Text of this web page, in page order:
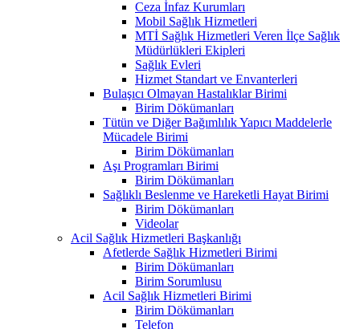
Ceza İnfaz Kurumları
Mobil Sağlık Hizmetleri
MTİ Sağlık Hizmetleri Veren İlçe Sağlık
Müdürlükleri Ekipleri
Sağlık Evleri
Hizmet Standart ve Envanterleri
Bulaşıcı Olmayan Hastalıklar Birimi
Birim Dökümanları
Tütün ve Diğer Bağımlılık Yapıcı Maddelerle
Mücadele Birimi
Birim Dökümanları
Aşı Programları Birimi
Birim Dökümanları
Sağlıklı Beslenme ve Hareketli Hayat Birimi
Birim Dökümanları
Videolar
Acil Sağlık Hizmetleri Başkanlığı
Afetlerde Sağlık Hizmetleri Birimi
Birim Dökümanları
Birim Sorumlusu
Acil Sağlık Hizmetleri Birimi
Birim Dökümanları
Telefon